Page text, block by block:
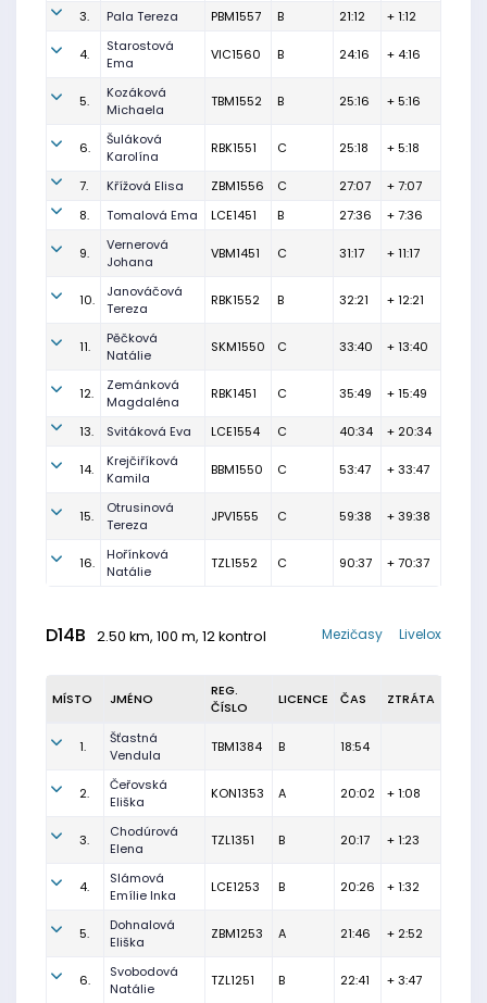
3. Pala Tereza PBM1557 B 21:12 + 1:12
4.
Starostová
Ema
VIC1560 B 24:16 + 4:16
5.
Kozáková
Michaela
TBM1552 B 25:16 + 5:16
6.
Šuláková
Karolína
RBK1551 C 25:18 + 5:18
7. Křížová Elisa ZBM1556 C 27:07
+ 7:07
8.
Tomalová Ema LCE1451 B 27:36 + 7:36
9.
Vernerová
Johana
VBM1451 C 31:17 + 11:17
10.
Janováčová
Tereza
RBK1552 B 32:21 + 12:21
11.
Pěčková
Natálie
SKM1550 C 33:40 + 13:40
12.
Zemánková
Magdaléna
RBK1451 C 35:49 + 15:49
13. Svitáková Eva LCE1554 C 40:34 + 20:34
14.
Krejčiříková
Kamila
BBM1550 C 53:47 + 33:47
15.
Otrusinová
Tereza
JPV1555 C 59:38 + 39:38
16.
Hořínková
Natálie
TZL1552 C 90:37 + 70:37
D14B 2.50 km, 100 m, 12 kontrol Livelox
Mezičasy
MÍSTO JMÉNO
REG.
ČÍSLO
LICENCE ČAS ZTRÁTA
1.
Šťastná
Vendula
TBM1384 B 18:54
2.
Čeřovská
Eliška
KON1353 A 20:02 + 1:08
3.
Chodúrová
Elena
TZL1351 B 20:17 + 1:23
4.
Slámová
Emílie Inka
LCE1253 B 20:26 + 1:32
5.
Dohnalová
Eliška
ZBM1253 A 21:46 + 2:52
6.
Svobodová
Natálie
TZL1251 B 22:41 + 3:47